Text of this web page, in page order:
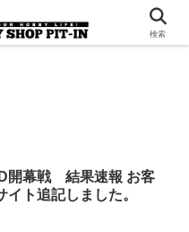
。 ピットインのウェブサイトです
開幕戦 結果速報 お客
イト追記しました。
検索